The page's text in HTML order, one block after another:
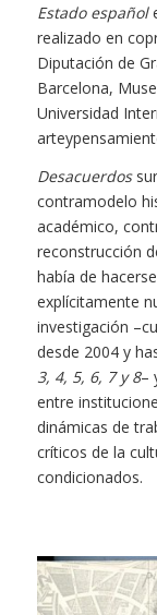
Estado español
realizado en
Diputación de
Barcelona,
Universidad
Desacuerdos
contramodelo
académico,
reconstrucción
había de
explícitamente
investigación
desde 2004 y
3, 4, 5, 6, 7 y 8–
entre
dinámicas de
críticos de la
condicionados.